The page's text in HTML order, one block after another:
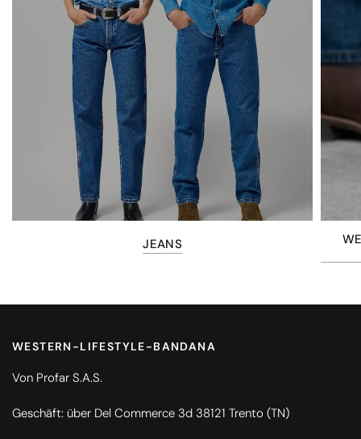
JEANS
WESTERN-LIFESTYLE-BANDANA
Von Profar S.A.S.
Geschäft: über Del Commerce 3d 38121 Trento (TN)